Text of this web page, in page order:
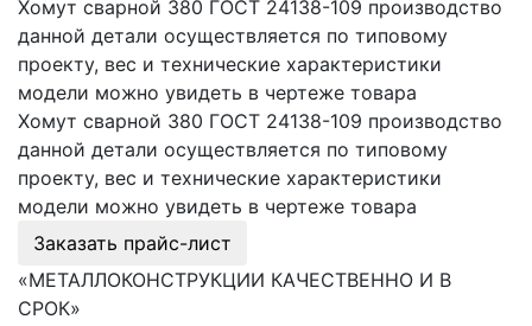
Хомут сварной 380 ГОСТ 24138-109 производство
данной детали осуществляется по типовому
проекту, вес и технические характеристики
модели можно увидеть в чертеже товара
Хомут сварной 380 ГОСТ 24138-109 производство
данной детали осуществляется по типовому
проекту, вес и технические характеристики
модели можно увидеть в чертеже товара
Заказать прайс-лист
«МЕТАЛЛОКОНСТРУКЦИИ КАЧЕСТВЕННО И В
СРОК»